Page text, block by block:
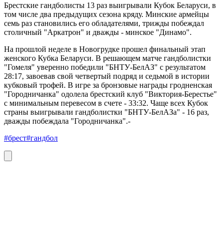
Брестские гандболисты 13 раз выигрывали Кубок Беларуси, в
том числе два предыдущих сезона кряду. Минские армейцы
семь раз становились его обладателями, трижды побеждал
столичный "Аркатрон" и дважды - минское "Динамо".
На прошлой неделе в Новогрудке прошел финальный этап
женского Кубка Беларуси. В решающем матче гандболистки
"Гомеля" уверенно победили "БНТУ-БелАЗ" с результатом
28:17, завоевав свой четвертый подряд и седьмой в истории
кубковый трофей. В игре за бронзовые награды гродненская
"Городничанка" одолела брестский клуб "Виктория-Берестье"
с минимальным перевесом в счете - 33:32. Чаще всех Кубок
страны выигрывали гандболистки "БНТУ-БелАЗа" - 16 раз,
дважды побеждала "Городничанка".-
#брест#гандбол